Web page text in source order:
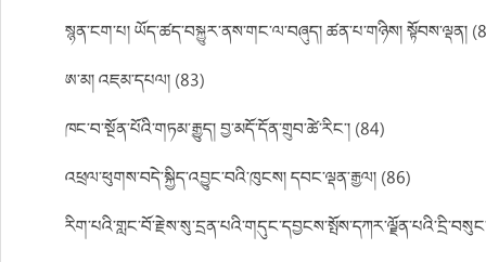
སྙན་ངག་པ། ཡོད་ཚད་བསྐྱུར་ནས་གང་ལ་བཞུད། ཚན་པ་གཉིས། སྟོབས་ལྡན།
ཨ་མ། འཇམ་དཔལ། (83)
ཁང་བ་སྔོན་པོའི་གཏམ་རྒྱུད། བྱ་མདོ་དོན་གྲུབ་ཚེ་རིང་། (84)
འཕྲལ་ཕུགས་བདེ་སྐྱིད་འབྱུང་བའི་ཁུངས། དབང་ལྡན་རྒྱལ། (86)